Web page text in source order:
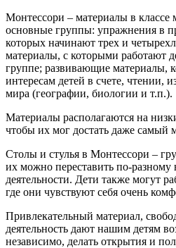
Монтессори – материалы в классе
основные группы: упражнения в
которых начинают трех и
материалы, с которыми работают
группе; развивающие материалы,
интересам детей в счете, чтении,
мира (географии, биологии и т.п.).
Материалы располагаются на
чтобы их мог достать даже самый
Столы и стулья в Монтессори –
их можно переставить по-разному
деятельности. Дети также могут
где они чувствуют себя очень
Привлекательный материал,
деятельность дают нашим детям
независимо, делать открытия и